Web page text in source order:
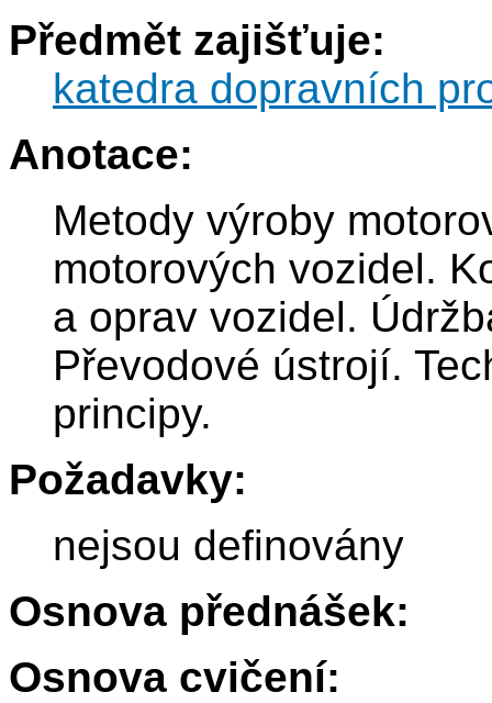
Předmět zajišťuje:
katedra dopravních
Anotace:
Metody výroby
motorových vozidel.
a oprav vozidel.
Převodové ústrojí.
principy.
Požadavky:
nejsou definovány
Osnova přednášek:
Osnova cvičení: